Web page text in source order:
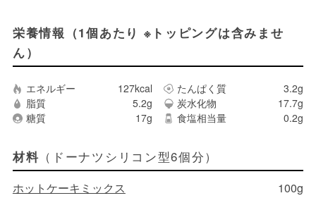
栄養情報（1個あたり ※トッピングは含みませ
ん）
エネルギー 127kcal たんぱく質
3.2g
脂質
5.2g 炭水化物
17.7g
糖質
17g 食塩相当量 0.2g
材料 （ドーナツシリコン型6個分）
ホットケーキミックス
100g